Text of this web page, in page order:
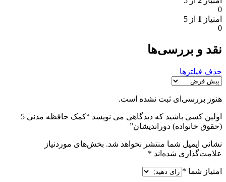
0
امتیاز 1 از 5
0
نقد و بررسی‌ها
حذف فیلترها
هنوز بررسی‌ای ثبت نشده است.
اولین کسی باشید که دیدگاهی می نویسد “کمک حافظه مدنی 5
(حقوق خانواده) دوراندیشان”
نشانی ایمیل شما منتشر نخواهد شد. بخش‌های موردنیاز
علامت‌گذاری شده‌اند *
امتیاز شما *